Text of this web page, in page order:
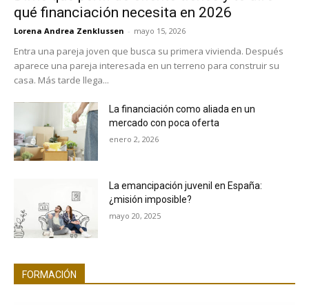
qué financiación necesita en 2026
Lorena Andrea Zenklussen - mayo 15, 2026
Entra una pareja joven que busca su primera vivienda. Después
aparece una pareja interesada en un terreno para construir su
casa. Más tarde llega...
La financiación como aliada en un
mercado con poca oferta
enero 2, 2026
La emancipación juvenil en España:
¿misión imposible?
mayo 20, 2025
FORMACIÓN